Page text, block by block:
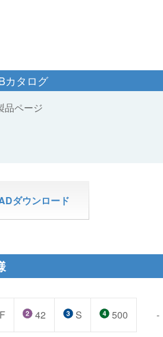
カタログ
品ページ
ダウンロード
42 S 500 -